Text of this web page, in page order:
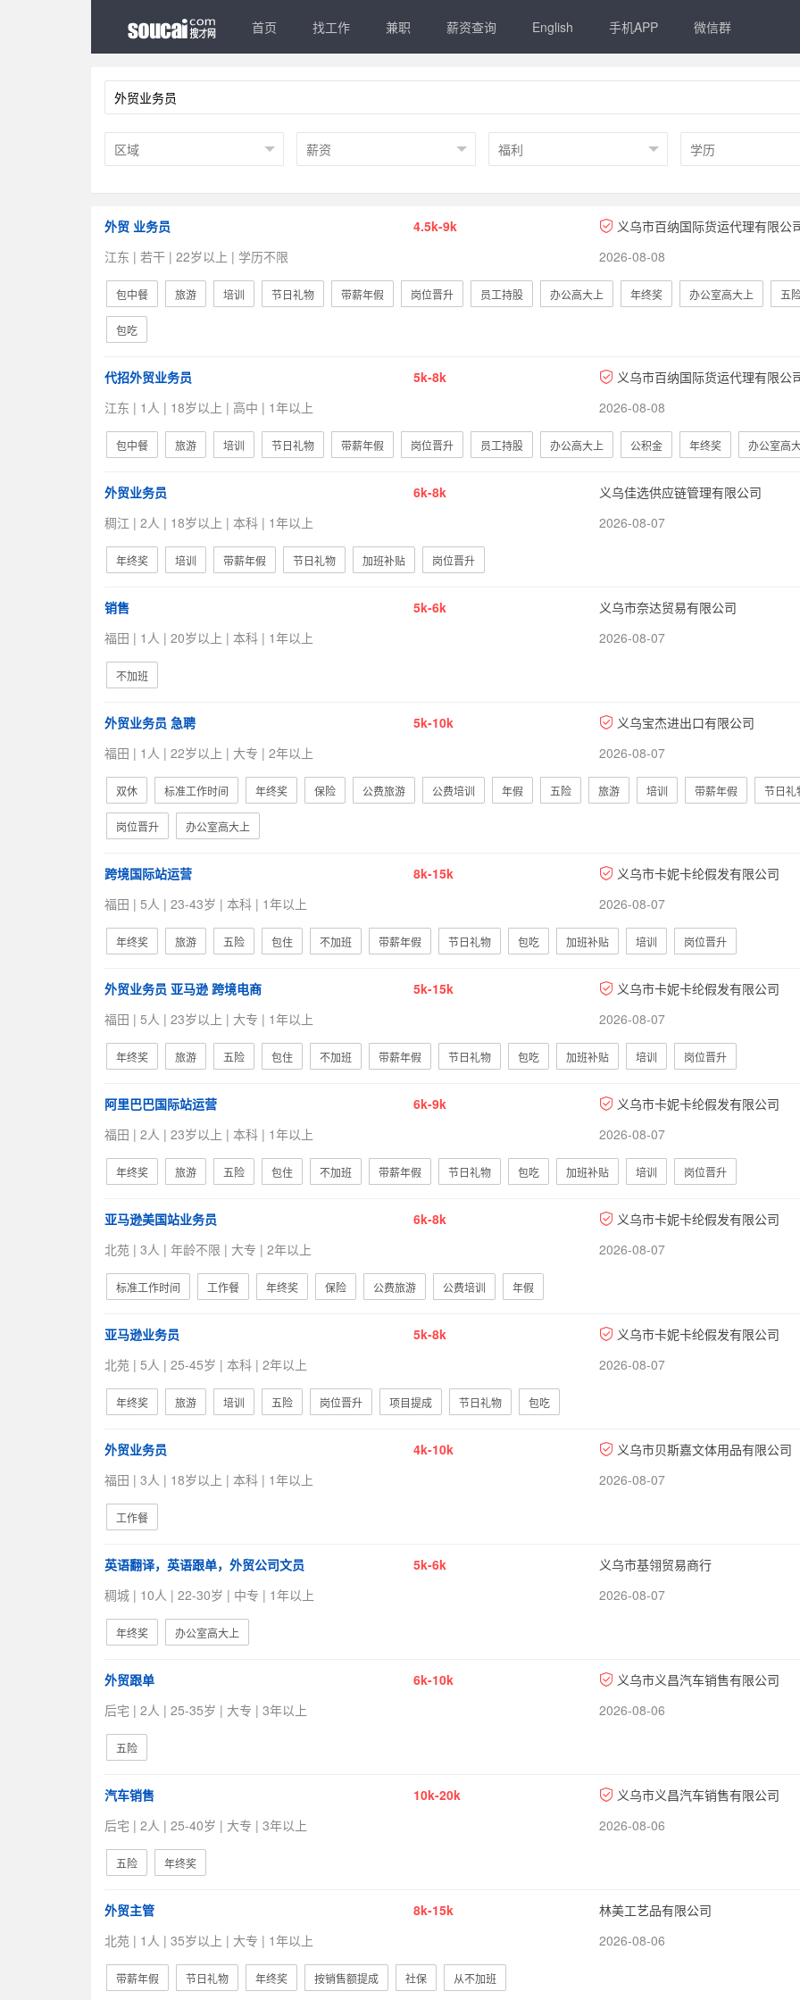
首页 找工作 兼职 薪资查询 English 手机APP 微信群
外贸 业务员 4.5k-9k
义乌市百纳国际货运代理有限公
江东 | 若干 | 22岁以上 | 学历不限
2026-08-08
包中餐 旅游 培训 节日礼物 带薪年假 岗位晋升 员工持股 办公高大上 年终奖 办公室高大上 五
包吃
代招外贸业务员 5k-8k
义乌市百纳国际货运代理有限公
江东 | 1人 | 18岁以上 | 高中 | 1年以上
2026-08-08
包中餐 旅游 培训 节日礼物 带薪年假 岗位晋升 员工持股 办公高大上 公积金 年终奖 办公室高
外贸业务员 6k-8k
义乌佳选供应链管理有限公司
稠江 | 2人 | 18岁以上 | 本科 | 1年以上
2026-08-07
年终奖 培训 带薪年假 节日礼物 加班补贴 岗位晋升
销售 5k-6k
义乌市奈达贸易有限公司
福田 | 1人 | 20岁以上 | 本科 | 1年以上
2026-08-07
不加班
外贸业务员 急聘 5k-10k
义乌宝杰进出口有限公司
福田 | 1人 | 22岁以上 | 大专 | 2年以上
2026-08-07
双休 标准工作时间 年终奖 保险 公费旅游 公费培训 年假 五险 旅游 培训 带薪年假 节日礼
岗位晋升 办公室高大上
跨境国际站运营 8k-15k
义乌市卡妮卡纶假发有限公司
福田 | 5人 | 23-43岁 | 本科 | 1年以上
2026-08-07
年终奖 旅游 五险 包住 不加班 带薪年假 节日礼物 包吃 加班补贴 培训 岗位晋升
外贸业务员 亚马逊 跨境电商 5k-15k
义乌市卡妮卡纶假发有限公司
福田 | 5人 | 23岁以上 | 大专 | 1年以上
2026-08-07
年终奖 旅游 五险 包住 不加班 带薪年假 节日礼物 包吃 加班补贴 培训 岗位晋升
阿里巴巴国际站运营 6k-9k
义乌市卡妮卡纶假发有限公司
福田 | 2人 | 23岁以上 | 本科 | 1年以上
2026-08-07
年终奖 旅游 五险 包住 不加班 带薪年假 节日礼物 包吃 加班补贴 培训 岗位晋升
亚马逊美国站业务员 6k-8k
义乌市卡妮卡纶假发有限公司
北苑 | 3人 | 年龄不限 | 大专 | 2年以上
2026-08-07
标准工作时间 工作餐 年终奖 保险 公费旅游 公费培训 年假
亚马逊业务员 5k-8k
义乌市卡妮卡纶假发有限公司
北苑 | 5人 | 25-45岁 | 本科 | 2年以上
2026-08-07
年终奖 旅游 培训 五险 岗位晋升 项目提成 节日礼物 包吃
外贸业务员 4k-10k
义乌市贝斯嘉文体用品有限公司
福田 | 3人 | 18岁以上 | 本科 | 1年以上
2026-08-07
工作餐
英语翻译，英语跟单，外贸公司文员 5k-6k
义乌市基翎贸易商行
稠城 | 10人 | 22-30岁 | 中专 | 1年以上
2026-08-07
年终奖 办公室高大上
外贸跟单 6k-10k
义乌市义昌汽车销售有限公司
后宅 | 2人 | 25-35岁 | 大专 | 3年以上
2026-08-06
五险
汽车销售 10k-20k
义乌市义昌汽车销售有限公司
后宅 | 2人 | 25-40岁 | 大专 | 3年以上
2026-08-06
五险 年终奖
外贸主管 8k-15k
林美工艺品有限公司
北苑 | 1人 | 35岁以上 | 大专 | 1年以上
2026-08-06
带薪年假 节日礼物 年终奖 按销售额提成 社保 从不加班